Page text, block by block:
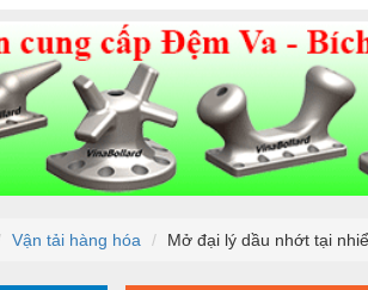
Vận tải hàng hóa Mở đại lý dầu nhớt tại